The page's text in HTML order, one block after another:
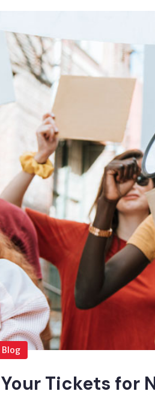
Blog
Tickets for